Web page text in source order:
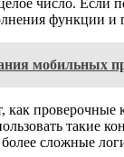
функции
мобильных
проверочные
такие
сложные